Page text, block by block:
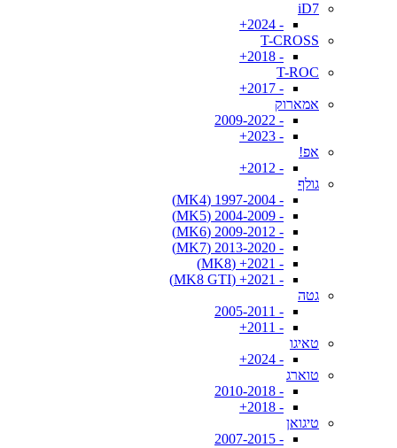
iD7
- 2024+
T-CROSS
- 2018+
T-ROC
- 2017+
אמארוק
- 2009-2022
- 2023+
אפ!
- 2012+
גולף
- 1997-2004 (MK4)
- 2004-2009 (MK5)
- 2009-2012 (MK6)
- 2013-2020 (MK7)
- 2021+ (MK8)
- 2021+ (MK8 GTI)
גטה
- 2005-2011
- 2011+
טאיגו
- 2024+
טוארג
- 2010-2018
- 2018+
טיגואן
- 2007-2015